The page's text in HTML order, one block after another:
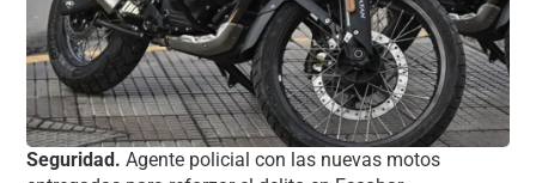
Seguridad. Agente policial con las nuevas motos